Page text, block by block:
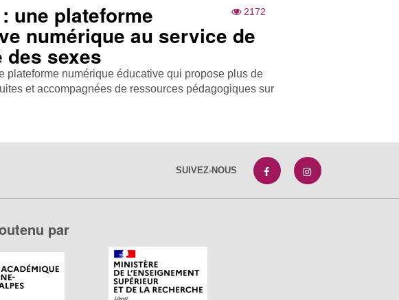
2172
une plateforme
numérique au service de
des sexes
plateforme numérique éducative qui propose plus de
et accompagnées de ressources pédagogiques sur
SUIVEZ-NOUS
par